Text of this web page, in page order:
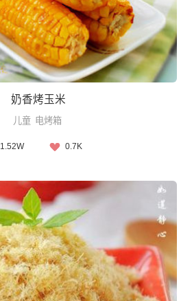
奶香烤玉米
儿童 电烤箱
1.52W 0.7K